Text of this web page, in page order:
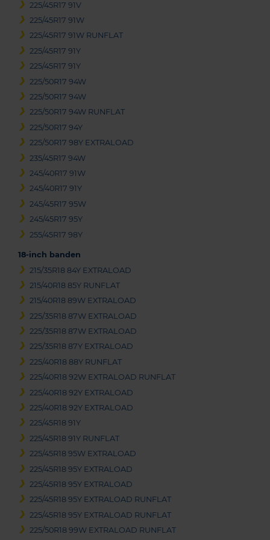
225/45R17 91V
225/45R17 91W
225/45R17 91W RUNFLAT
225/45R17 91Y
225/45R17 91Y
225/50R17 94W
225/50R17 94W
225/50R17 94W RUNFLAT
225/50R17 94Y
225/50R17 98Y EXTRALOAD
235/45R17 94W
245/40R17 91W
245/40R17 91Y
245/45R17 95W
245/45R17 95Y
255/45R17 98Y
18-inch banden
215/35R18 84Y EXTRALOAD
215/40R18 85Y RUNFLAT
215/40R18 89W EXTRALOAD
225/35R18 87W EXTRALOAD
225/35R18 87W EXTRALOAD
225/35R18 87Y EXTRALOAD
225/40R18 88Y RUNFLAT
225/40R18 92W EXTRALOAD RUNFLAT
225/40R18 92Y EXTRALOAD
225/40R18 92Y EXTRALOAD
225/45R18 91Y
225/45R18 91Y RUNFLAT
225/45R18 95W EXTRALOAD
225/45R18 95Y EXTRALOAD
225/45R18 95Y EXTRALOAD
225/45R18 95Y EXTRALOAD RUNFLAT
225/45R18 95Y EXTRALOAD RUNFLAT
225/50R18 99W EXTRALOAD RUNFLAT